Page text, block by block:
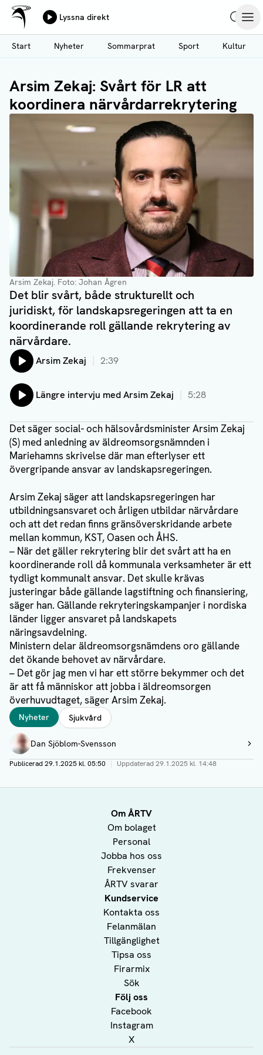
Hoppa
till
huvudinnehåll
Ålands Radio & TV
Lyssna direkt
Start
Nyheter Sommarprat Sport Kultur
Arsim Zekaj: Svårt för LR att
koordinera närvårdarrekrytering
Arsim Zekaj. Foto: Johan Ågren
Det blir svårt, både strukturellt och
juridiskt, för landskapsregeringen att ta en
koordinerande roll gällande rekrytering av
närvårdare.
Lyssna på:
Arsim Zekaj 2:39
Lyssna på:
Längre intervju med Arsim Zekaj 5:28
Det säger social- och hälsovårdsminister Arsim Zekaj
(S) med anledning av äldreomsorgsnämnden i
Mariehamns skrivelse där man efterlyser ett
övergripande ansvar av landskapsregeringen.
Arsim Zekaj säger att landskapsregeringen har
utbildningsansvaret och årligen utbildar närvårdare
och att det redan finns gränsöverskridande arbete
mellan kommun, KST, Oasen och ÅHS.
– När det gäller rekrytering blir det svårt att ha en
koordinerande roll då kommunala verksamheter är ett
tydligt kommunalt ansvar. Det skulle krävas
justeringar både gällande lagstiftning och finansiering,
säger han. Gällande rekryteringskampanjer i nordiska
länder ligger ansvaret på landskapets
näringsavdelning.
Ministern delar äldreomsorgsnämdens oro gällande
det ökande behovet av närvårdare.
– Det gör jag men vi har ett större bekymmer och det
är att få människor att jobba i äldreomsorgen
överhuvudtaget, säger Arsim Zekaj.
Taggar
Nyheter Sjukvård
Författare
Dan Sjöblom-Svensson
Visa profil
Publicerad29.1.2025 kl. 05:50 | Uppdaterad29.1.2025 kl. 14:48
Om ÅRTV
Om bolaget
Personal
Jobba hos oss
Frekvenser
ÅRTV svarar
Kundservice
Kontakta oss
Felanmälan
Tillgänglighet
Tipsa oss
Firarmix
Sök
Följ oss
Facebook
Instagram
X